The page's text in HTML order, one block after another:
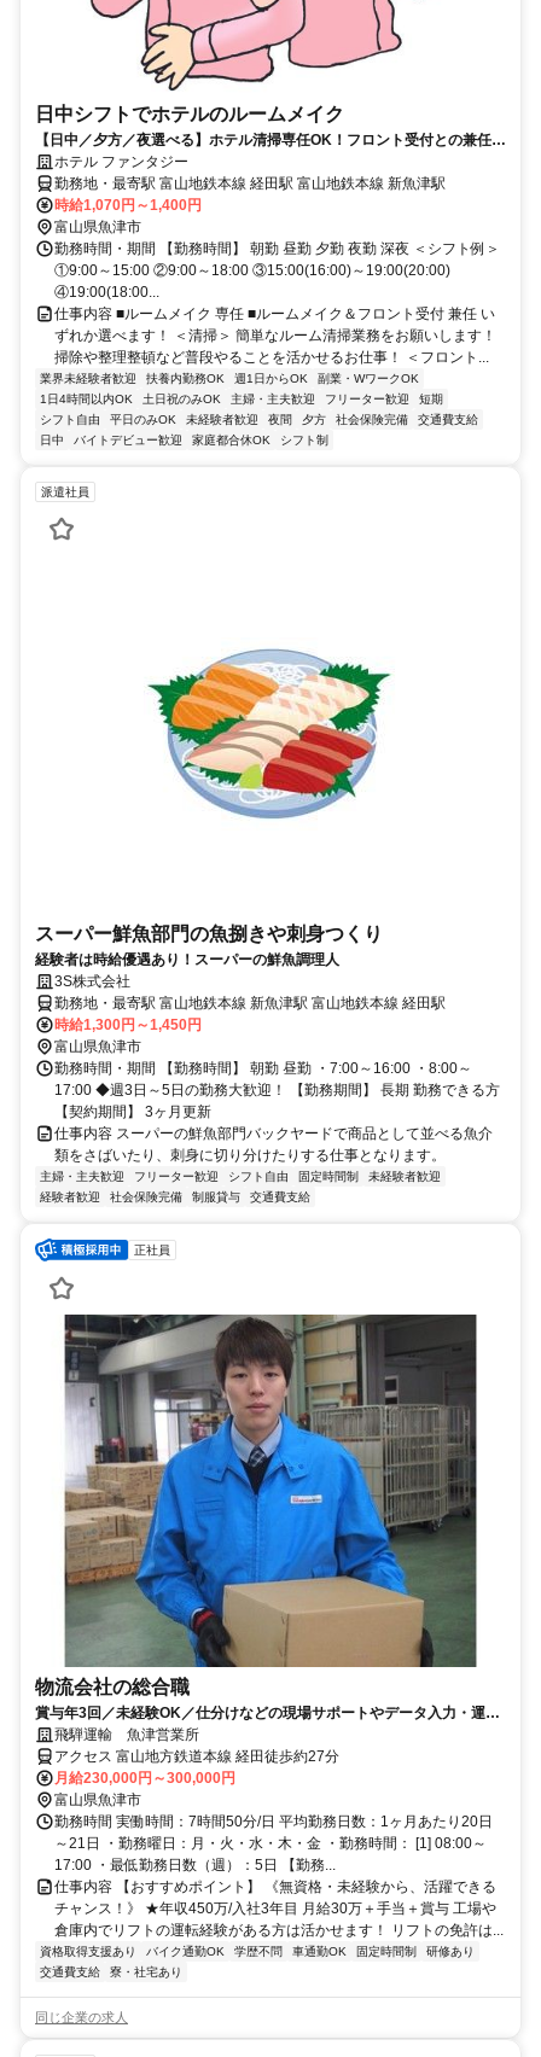
日中シフトでホテルのルームメイク
【日中／夕方／夜選べる】ホテル清掃専任OK！フロント受付との兼任も
OKホテル ファンタジー
勤務地・最寄駅 富山地鉄本線 経田駅 富山地鉄本線 新魚津駅
時給1,070円～1,400円
富山県魚津市
勤務時間・期間 【勤務時間】 朝勤 昼勤 夕勤 夜勤 深夜 ＜シフト例＞
①9:00～15:00 ②9:00～18:00 ③15:00(16:00)～19:00(20:00)
④19:00(18:00...
仕事内容 ■ルームメイク 専任 ■ルームメイク＆フロント受付 兼任 い
ずれか選べます！ ＜清掃＞ 簡単なルーム清掃業務をお願いします！
掃除や整理整頓など普段やることを活かせるお仕事！ ＜フロント...
業界未経験者歓迎 扶養内勤務OK 週1日からOK
副業・WワークOK
1日4時間以内OK
土日祝のみOK 主婦・主夫歓迎 フリーター歓迎
短期
シフト自由
平日のみOK 未経験者歓迎 夜間 夕方 社会保険完備
交通費支給
日中
バイトデビュー歓迎 家庭都合休OK シフト制
派遣社員
スーパー鮮魚部門の魚捌きや刺身つくり
経験者は時給優遇あり！スーパーの鮮魚調理人
3S株式会社
勤務地・最寄駅 富山地鉄本線 新魚津駅 富山地鉄本線 経田駅
時給1,300円～1,450円
富山県魚津市
勤務時間・期間 【勤務時間】 朝勤 昼勤 ・7:00～16:00 ・8:00～
17:00 ◆週3日～5日の勤務大歓迎！ 【勤務期間】 長期 勤務できる方
【契約期間】 3ヶ月更新
仕事内容 スーパーの鮮魚部門バックヤードで商品として並べる魚介
類をさばいたり、刺身に切り分けたりする仕事となります。
主婦・主夫歓迎 フリーター歓迎 シフト自由 固定時間制
未経験者歓迎
経験者歓迎
社会保険完備 制服貸与 交通費支給
正社員
物流会社の総合職
賞与年3回／未経験OK／仕分けなどの現場サポートやデータ入力・運行
管理をお任せします
飛騨運輸 魚津営業所
アクセス 富山地方鉄道本線 経田徒歩約27分
月給230,000円～300,000円
富山県魚津市
勤務時間 実働時間：7時間50分/日 平均勤務日数：1ヶ月あたり20日
～21日 ・勤務曜日：月・火・水・木・金 ・勤務時間： [1] 08:00～
17:00 ・最低勤務日数（週）：5日 【勤務...
仕事内容 【おすすめポイント】 《無資格・未経験から、活躍できる
チャンス！》 ★年収450万/入社3年目 月給30万＋手当＋賞与 工場や
倉庫内でリフトの運転経験がある方は活かせます！ リフトの免許は...
資格取得支援あり バイク通勤OK 学歴不問 車通勤OK 固定時間制
研修あり
交通費支給
寮・社宅あり
同じ企業の求人